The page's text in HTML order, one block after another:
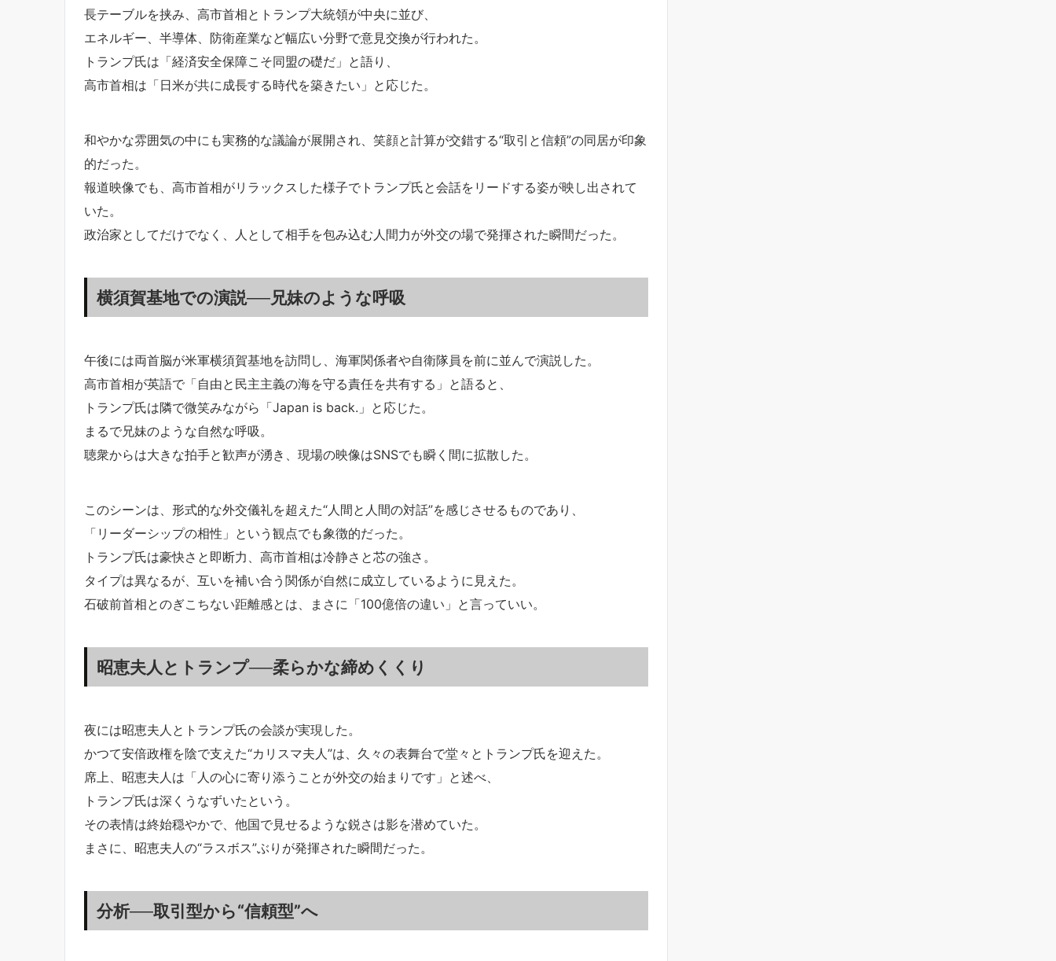
長テーブルを挟み、高市首相とトランプ大統領が中央に並び、
エネルギー、半導体、防衛産業など幅広い分野で意見交換が行われた。
トランプ氏は「経済安全保障こそ同盟の礎だ」と語り、
高市首相は「日米が共に成長する時代を築きたい」と応じた。
和やかな雰囲気の中にも実務的な議論が展開され、笑顔と計算が交錯する“取引と信頼”の同居が印象
的だった。
報道映像でも、高市首相がリラックスした様子でトランプ氏と会話をリードする姿が映し出されて
いた。
政治家としてだけでなく、人として相手を包み込む人間力が外交の場で発揮された瞬間だった。
横須賀基地での演説──兄妹のような呼吸
午後には両首脳が米軍横須賀基地を訪問し、海軍関係者や自衛隊員を前に並んで演説した。
高市首相が英語で「自由と民主主義の海を守る責任を共有する」と語ると、
トランプ氏は隣で微笑みながら「Japan is back.」と応じた。
まるで兄妹のような自然な呼吸。
聴衆からは大きな拍手と歓声が湧き、現場の映像はSNSでも瞬く間に拡散した。
このシーンは、形式的な外交儀礼を超えた“人間と人間の対話”を感じさせるものであり、
「リーダーシップの相性」という観点でも象徴的だった。
トランプ氏は豪快さと即断力、高市首相は冷静さと芯の強さ。
タイプは異なるが、互いを補い合う関係が自然に成立しているように見えた。
石破前首相とのぎこちない距離感とは、まさに「100億倍の違い」と言っていい。
昭恵夫人とトランプ──柔らかな締めくくり
夜には昭恵夫人とトランプ氏の会談が実現した。
かつて安倍政権を陰で支えた“カリスマ夫人”は、久々の表舞台で堂々とトランプ氏を迎えた。
席上、昭恵夫人は「人の心に寄り添うことが外交の始まりです」と述べ、
トランプ氏は深くうなずいたという。
その表情は終始穏やかで、他国で見せるような鋭さは影を潜めていた。
まさに、昭恵夫人の“ラスボス”ぶりが発揮された瞬間だった。
分析──取引型から“信頼型”へ